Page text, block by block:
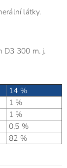
látky.
D3 300 m. j.
14 %
1 %
1 %
0,5 %
82 %